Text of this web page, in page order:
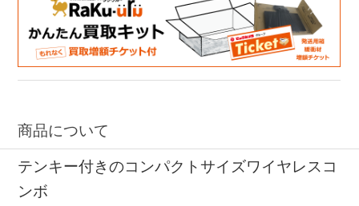
商品について
テンキー付きのコンパクトサイズワイヤレスコ
ンボ